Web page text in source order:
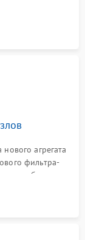
или замена
агрегата
фильтра-
обдува,
петель.